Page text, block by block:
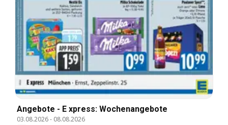
Angebote - E xpress: Wochenangebote
03.08.2026- 08.08.2026